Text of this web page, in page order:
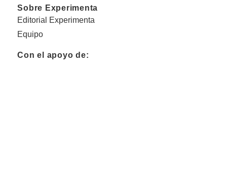
Sobre Experimenta
Editorial Experimenta
Equipo
Con el apoyo de: